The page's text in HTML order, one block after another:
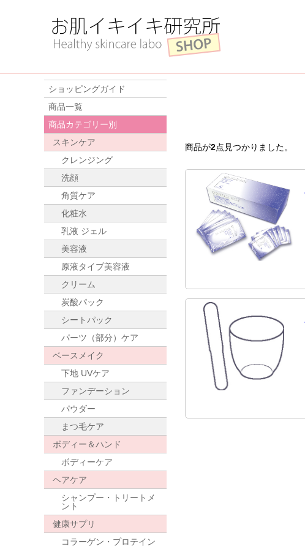
商品が2点見つかりました。
ショッピングガイド
商品一覧
商品カテゴリー別
スキンケア
クレンジング
洗顔
角質ケア
化粧水
乳液 ジェル
美容液
原液タイプ美容液
クリーム
炭酸パック
シートパック
パーツ（部分）ケア
ベースメイク
下地 UVケア
ファンデーション
パウダー
まつ毛ケア
ボディー＆ハンド
ボディーケア
ヘアケア
シャンプー・トリートメ
ント
健康サプリ
コラーゲン・プロテイン